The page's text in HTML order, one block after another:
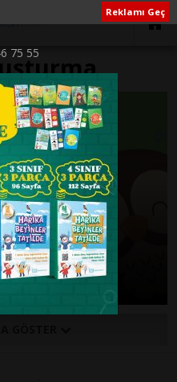
Reklamı Geç
75 55
İlişikli
Sayfası